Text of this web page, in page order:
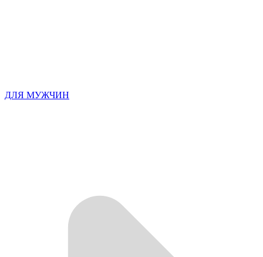
ДЛЯ МУЖЧИН